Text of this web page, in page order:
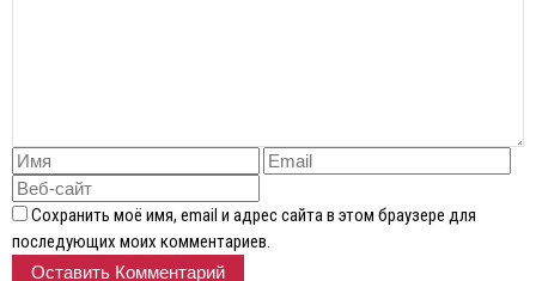
Сохранить моё имя, email и адрес сайта в этом браузере для
последующих моих комментариев.